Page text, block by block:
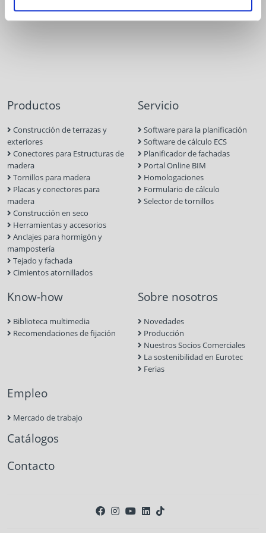
Productos
Construcción de terrazas y
exteriores
Conectores para Estructuras de
madera
Tornillos para madera
Placas y conectores para
madera
Construcción en seco
Herramientas y accesorios
Anclajes para hormigón y
mampostería
Tejado y fachada
Cimientos atornillados
Servicio
Software para la planificación
Software de cálculo ECS
Planificador de fachadas
Portal Online BIM
Homologaciones
Formulario de cálculo
Selector de tornillos
Know-how
Biblioteca multimedia
Recomendaciones de fijación
Sobre nosotros
Novedades
Producción
Nuestros Socios Comerciales
La sostenibilidad en Eurotec
Ferias
Empleo
Mercado de trabajo
Catálogos
Contacto